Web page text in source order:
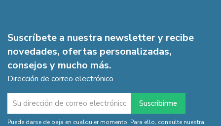
Suscríbete a nuestra newsletter y recibe
novedades, ofertas personalizadas,
consejos y mucho más.
Dirección de correo electrónico
Puede darse de baja en cualquier momento. Para ello, consulte nuestra